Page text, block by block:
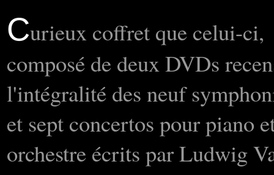
Curieux coffret que celui-ci,
composé de deux DVDs
l'intégralité des neuf
et sept concertos pour piano
orchestre écrits par Ludwig